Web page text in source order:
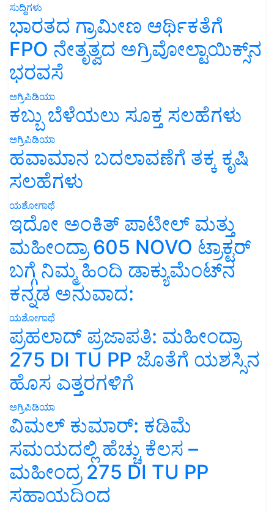
ಸುದ್ದಿಗಳು
ಭಾರತದ ಗ್ರಾಮೀಣ ಆರ್ಥಿಕತೆಗೆ
FPO ನೇತೃತ್ವದ ಅಗ್ರಿವೋಲ್ಟಾಯಿಕ್ಸ್‌ನ
ಭರವಸೆ
ಅಗ್ರಿಪಿಡಿಯಾ
ಕಬ್ಬು ಬೆಳೆಯಲು ಸೂಕ್ತ ಸಲಹೆಗಳು
ಅಗ್ರಿಪಿಡಿಯಾ
ಹವಾಮಾನ ಬದಲಾವಣೆಗೆ ತಕ್ಕ ಕೃಷಿ
ಸಲಹೆಗಳು
ಯಶೋಗಾಥೆ
ಇದೋ ಅಂಕಿತ್ ಪಾಟೀಲ್ ಮತ್ತು
ಮಹೀಂದ್ರಾ 605 NOVO ಟ್ರಾಕ್ಟರ್
ಬಗ್ಗೆ ನಿಮ್ಮ ಹಿಂದಿ ಡಾಕ್ಯುಮೆಂಟ್‌ನ
ಕನ್ನಡ ಅನುವಾದ:
ಯಶೋಗಾಥೆ
ಪ್ರಹಲಾದ್ ಪ್ರಜಾಪತಿ: ಮಹೀಂದ್ರಾ
275 DI TU PP ಜೊತೆಗೆ ಯಶಸ್ಸಿನ
ಹೊಸ ಎತ್ತರಗಳಿಗೆ
ಅಗ್ರಿಪಿಡಿಯಾ
ವಿಮಲ್ ಕುಮಾರ್: ಕಡಿಮೆ
ಸಮಯದಲ್ಲಿ ಹೆಚ್ಚು ಕೆಲಸ –
ಮಹೀಂದ್ರ 275 DI TU PP
ಸಹಾಯದಿಂದ